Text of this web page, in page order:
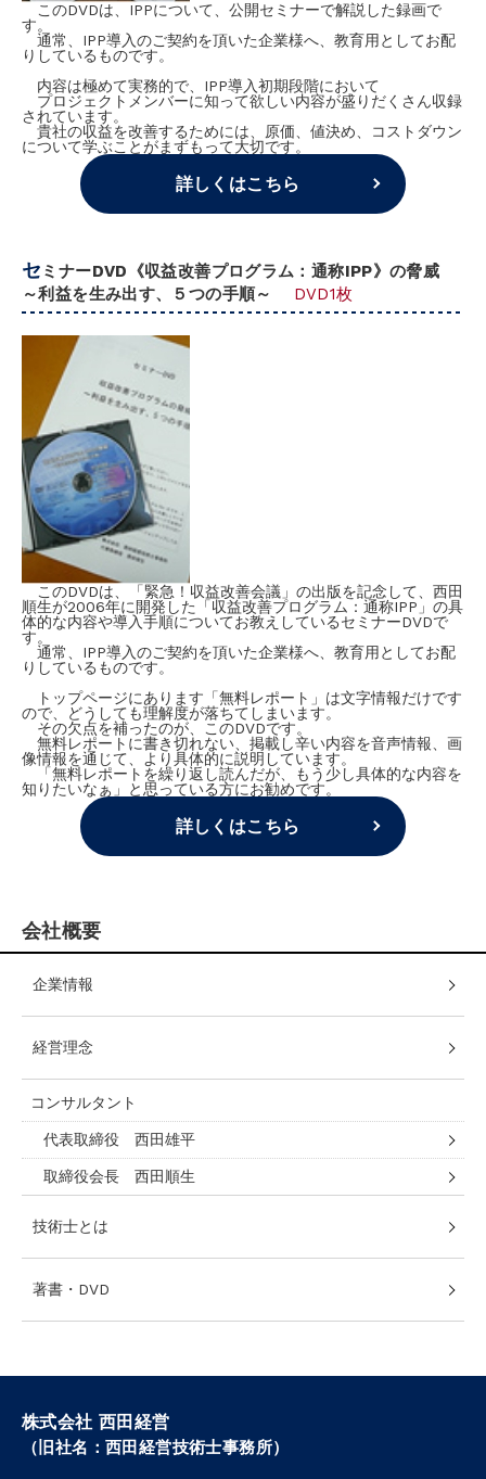
このDVDは、IPPについて、公開セミナーで解説した録画で
す。
通常、IPP導入のご契約を頂いた企業様へ、教育用としてお配
りしているものです。
内容は極めて実務的で、IPP導入初期段階において
プロジェクトメンバーに知って欲しい内容が盛りだくさん収録
されています。
貴社の収益を改善するためには、原価、値決め、コストダウン
について学ぶことがまずもって大切です。
詳しくはこちら
セ ミナーDVD《収益改善プログラム：通称IPP》の脅威
～利益を生み出す、５つの手順～
DVD1枚
このDVDは、「緊急！収益改善会議」の出版を記念して、西田
順生が2006年に開発した「収益改善プログラム：通称IPP」の具
体的な内容や導入手順についてお教えしているセミナーDVDで
す。
通常、IPP導入のご契約を頂いた企業様へ、教育用としてお配
りしているものです。
トップページにあります「無料レポート」は文字情報だけです
ので、どうしても理解度が落ちてしまいます。
その欠点を補ったのが、このDVDです。
無料レポートに書き切れない、掲載し辛い内容を音声情報、画
像情報を通じて、より具体的に説明しています。
「無料レポートを繰り返し読んだが、もう少し具体的な内容を
知りたいなぁ」と思っている方にお勧めです。
詳しくはこちら
会社概要
企業情報
経営理念
コンサルタント
代表取締役 西田雄平
取締役会長 西田順生
技術士とは
著書・DVD
株式会社 西田経営
（旧社名：西田経営技術士事務所）